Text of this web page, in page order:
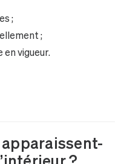
;
;
vigueur.